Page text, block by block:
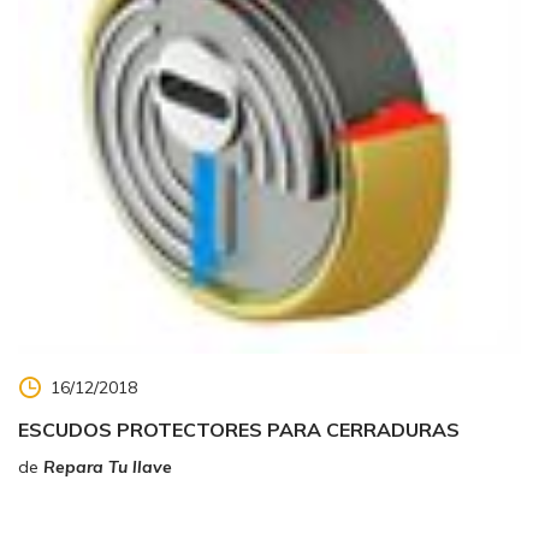
16/12/2018
ESCUDOS PROTECTORES PARA CERRADURAS
de Repara Tu llave